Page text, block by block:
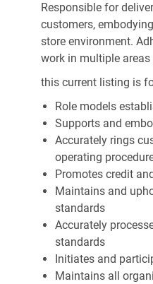
Responsible for
customers,
store environment.
work in multiple
this current listing is
Role models
Supports and
Accurately rings
operating
Promotes credit
Maintains and
standards
Accurately
standards
Initiates and
Maintains all